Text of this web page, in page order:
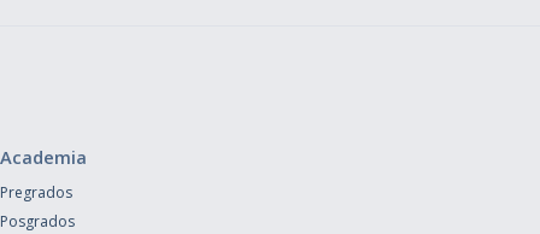
Academia
Pregrados
Posgrados